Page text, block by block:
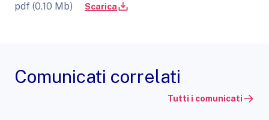
pdf (0.10 Mb) Scarica
Comunicati correlati
Tutti i comunicati